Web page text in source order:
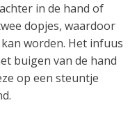
in de hand of
dopjes, waardoor
worden. Het infuus
buigen van de hand
op een steuntje